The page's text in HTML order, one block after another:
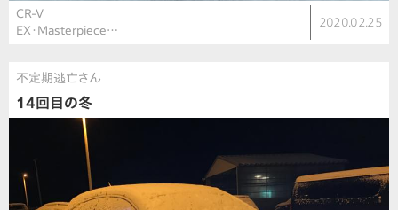
CR-V
EX・Masterpiece…
2020.02.25
不定期逃亡さん
14回目の冬